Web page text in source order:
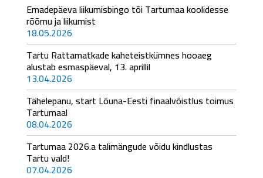
Emadepäeva liikumisbingo tõi Tartumaa koolidesse
rõõmu ja liikumist
18.05.2026
Tartu Rattamatkade kaheteistkümnes hooaeg
alustab esmaspäeval, 13. aprillil
13.04.2026
Tähelepanu, start Lõuna-Eesti finaalvõistlus toimus
Tartumaal
08.04.2026
Tartumaa 2026.a talimängude võidu kindlustas
Tartu vald!
07.04.2026